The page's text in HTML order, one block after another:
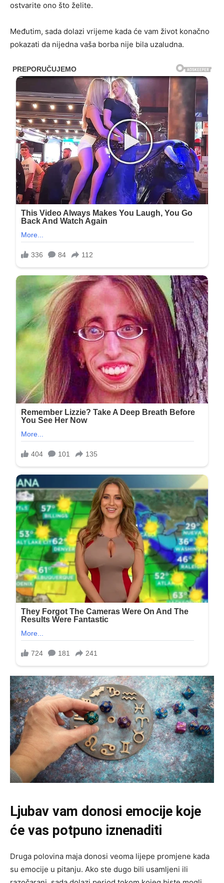
ostvarite ono što želite.
Međutim, sada dolazi vrijeme kada će vam život konačno
pokazati da nijedna vaša borba nije bila uzaludna.
Ljubav vam donosi emocije koje
će vas potpuno iznenaditi
Druga polovina maja donosi veoma lijepe promjene kada
su emocije u pitanju. Ako ste dugo bili usamljeni ili